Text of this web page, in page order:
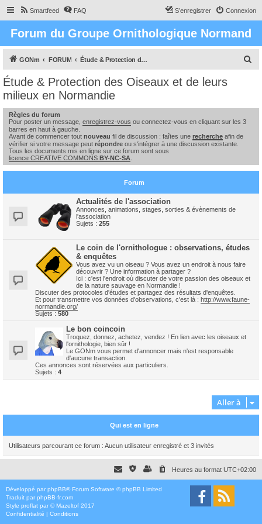
Smartfeed FAQ Connexion
S’enregistrer
Forum du Groupe Ornithologique Normand
GONm FORUM Étude & Protection des Oiseaux et de leurs milieux en Normandie
e
Étude & Protection des Oiseaux et de leurs
milieux en Normandie
Règles du forum
Pour poster un message, enregistrez-vous ou connectez-vous en cliquant sur les 3
barres en haut à gauche.
Avant de commencer tout nouveau fil de discussion : faîtes une recherche afin de
vérifier si votre message peut répondre ou s'intégrer à une discussion existante.
Tous les documents mis en ligne sur ce forum sont sous
licence CREATIVE COMMONS BY-NC-SA
Forum
Actualités de l'association
Annonces, animations, stages, sorties & évènements de
l'association
Sujets : 255
Le coin de l'ornithologue : observations, études
& enquêtes
Vous avez vu un oiseau ? Vous avez un endroit à nous faire
découvrir ? Une information à partager ?
Ici : c'est l'endroit où discuter de votre passion des oiseaux et
de la nature sauvage en Normandie !
Discuter des protocoles d'études et partagez des résultats d'enquêtes.
Et pour transmettre vos données d'observations, c'est là : http://www.faune-
normandie.org/
Sujets : 580
Le bon coincoin
Troquez, donnez, achetez, vendez ! En lien avec les oiseaux et
l'ornithologie, bien sûr !
Le GONm vous permet d'annoncer mais n'est responsable
d'aucune transaction.
Ces annonces sont réservées aux particuliers.
Sujets : 4
Aller à
Qui est en ligne
Utilisateurs parcourant ce forum : Aucun utilisateur enregistré et 3 invités
Heures au format UTC+02:00
Développé par phpBB® Forum Software © phpBB Limited
Traduit par phpBB-fr.com
Style proflat par ©Mazeltof 2017
Confidentialité | Conditions